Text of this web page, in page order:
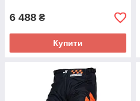
6 488 ₴
Купити